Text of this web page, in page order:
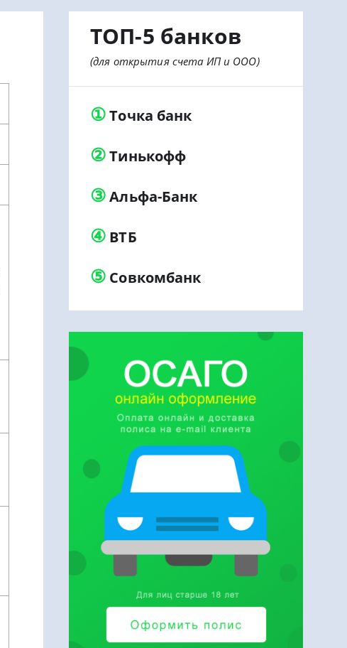
ТОП-5 банков
(для открытия счета ИП и ООО)
①Точка банк
②Тинькофф
③Альфа-Банк
④ ВТБ
⑤ Совкомбанк